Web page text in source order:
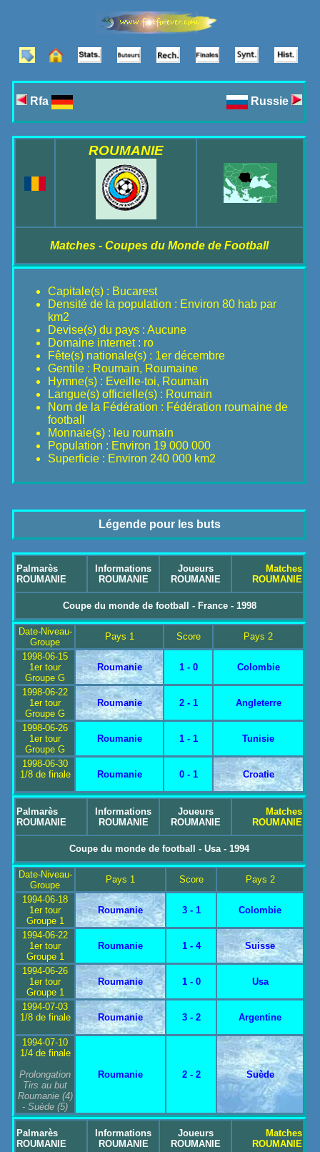
Rfa Russie
ROUMANIE
Matches - Coupes du Monde de Football
Capitale(s) : Bucarest
Densité de la population : Environ 80 hab par
km2
Devise(s) du pays : Aucune
Domaine internet : ro
Fête(s) nationale(s) : 1er décembre
Gentile : Roumain, Roumaine
Hymne(s) : Eveille-toi, Roumain
Langue(s) officielle(s) : Roumain
Nom de la Fédération : Fédération roumaine de
football
Monnaie(s) : leu roumain
Population : Environ 19 000 000
Superficie : Environ 240 000 km2
Légende pour les buts
Palmarès
ROUMANIE
Informations
ROUMANIE
Joueurs
ROUMANIE
Matches
ROUMANIE
Coupe du monde de football - France - 1998
Date-Niveau-
Groupe
Pays 1 Score
Pays 2
1998-06-15
1er tour
Groupe G
Roumanie 1 - 0 Colombie
1998-06-22
1er tour
Groupe G
Roumanie 2 - 1 Angleterre
1998-06-26
1er tour
Groupe G
Roumanie 1 - 1 Tunisie
1998-06-30
1/8 de finale
Roumanie 0 - 1 Croatie
Palmarès
ROUMANIE
Informations
ROUMANIE
Joueurs
ROUMANIE
Matches
ROUMANIE
Coupe du monde de football - Usa - 1994
Date-Niveau-
Groupe
Pays 1 Score
Pays 2
1994-06-18
1er tour
Groupe 1
Roumanie 3 - 1 Colombie
1994-06-22
1er tour
Groupe 1
Roumanie 1 - 4 Suisse
1994-06-26
1er tour
Groupe 1
Roumanie 1 - 0 Usa
1994-07-03
1/8 de finale
Roumanie 3 - 2 Argentine
1994-07-10
1/4 de finale
Prolongation
Tirs au but
Roumanie(4)
-Suède (5)
Roumanie 2 - 2 Suède
Palmarès
ROUMANIE
Informations
ROUMANIE
Joueurs
ROUMANIE
Matches
ROUMANIE